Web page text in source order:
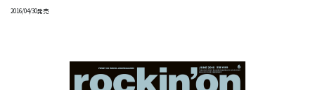
2016/04/30発売